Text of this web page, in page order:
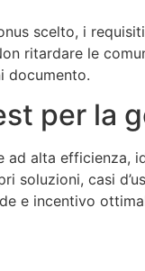
scelto, i
ritardare le
documento.
per la
alta efficienza,
casi
e incentivo